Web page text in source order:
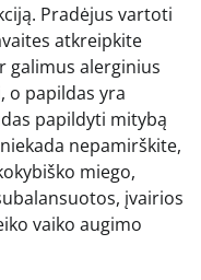
Pradėjus vartoti
atkreipkite
galimus alerginius
o papildas yra
papildyti mitybą
nepamirškite,
miego,
įvairios
vaiko augimo